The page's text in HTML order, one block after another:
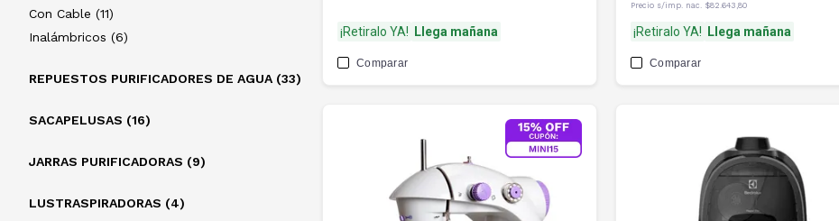
Con Cable (11)
Inalámbricos (6)
REPUESTOS PURIFICADORES DE AGUA (33)
SACAPELUSAS (16)
JARRAS PURIFICADORAS (9)
LUSTRASPIRADORAS (4)
¡Retiralo YA! Llega mañana
Comparar
Precio s/imp. nac. $82.643,80
¡Retiralo YA! Llega mañana
Comparar